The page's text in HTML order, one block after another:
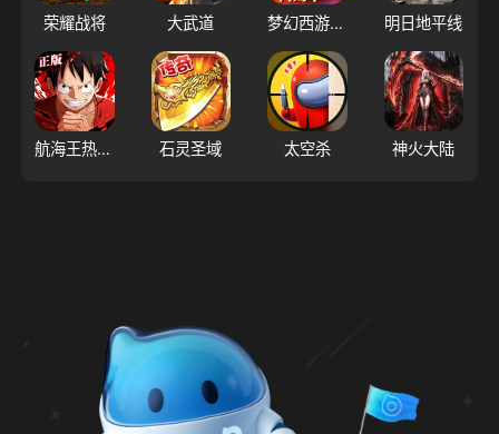
荣耀战将 大武道 梦幻西游（大陆服） 明日地平线
航海王热血航线 石灵圣域 太空杀 神火大陆